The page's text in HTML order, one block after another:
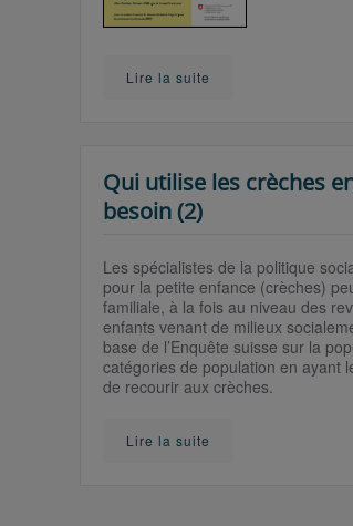
Lire la suite
Qui utilise les crèches
besoin (2)
Les spécialistes de la politique
pour la petite enfance (crèches)
familiale, à la fois au niveau des
enfants venant de milieux
base de l’Enquête suisse sur la
catégories de population en ayant
de recourir aux crèches.
Lire la suite